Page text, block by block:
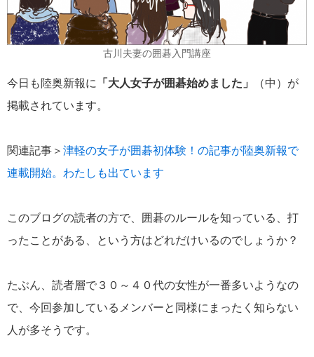
古川夫妻の囲碁入門講座
今日も陸奥新報に 「大人女子が囲碁始めました」
（中）が
掲載されています。
関連記事＞ 津軽の女子が囲碁初体験！の記事が陸奥新報で
連載開始。わたしも出ています
このブログの読者の方で、囲碁のルールを知っている、打
ったことがある、という方はどれだけいるのでしょうか？
たぶん、読者層で３０～４０代の女性が一番多いようなの
で、今回参加しているメンバーと同様にまったく知らない
人が多そうです。